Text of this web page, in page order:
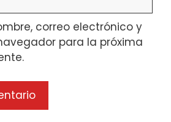
correo electrónico y
para la próxima